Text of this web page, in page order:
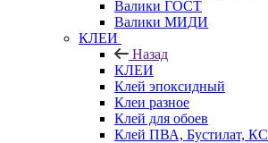
Валики ГОСТ
Валики МИДИ
КЛЕИ
Назад
КЛЕИ
Клей эпоксидный
Клеи разное
Клей для обоев
Клей ПВА, Бустилат, КС